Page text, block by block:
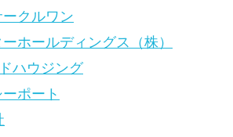
クルワン
ホールディングス（株）
ハウジング
ポート